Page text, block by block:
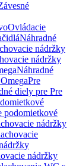
Ovládacie
Náhradné
nádržky
nádržky
Náhradné
Pre
diely pre Pre
podomietkové
nádržky
nádržky